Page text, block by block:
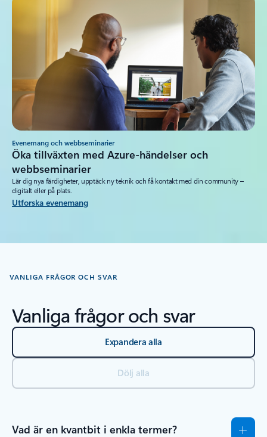
Evenemang och webbseminarier
Öka tillväxten med Azure-händelser och
webbseminarier
Lär dig nya färdigheter, upptäck ny teknik och få kontakt med din community –
digitalt eller på plats.
Utforska evenemang
VANLIGA FRÅGOR OCH SVAR
Vanliga frågor och svar
Expandera alla
Dölj alla
Vad är en kvantbit i enkla termer?